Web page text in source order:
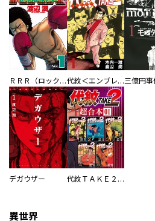
ＲＲＲ（ロックンロールリッキー） 代紋＜エンブレム＞ＴＡＫＥ２
デガウザー 代紋ＴＡＫＥ２ 超合本版
異世界